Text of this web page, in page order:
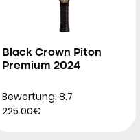
Black Crown Piton
Premium 2024
Bewertung: 8.7
225.00€